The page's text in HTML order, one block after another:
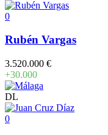
0
Rubén Vargas
3.520.000 €
+30.000
DL
0